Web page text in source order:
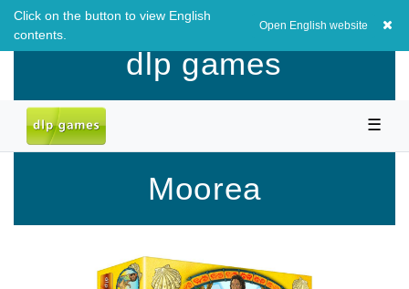
dlp games
Click on the button to view English
contents.
Open English website
☰
Moorea